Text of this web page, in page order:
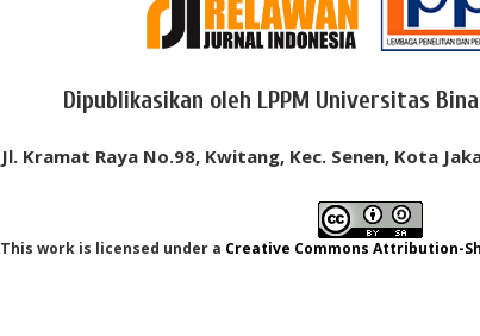
Dipublikasikan oleh LPPM Universitas
Jl. Kramat Raya No.98, Kwitang, Kec. Senen, Kota
This work is licensed under a Creative Commons Attribution-